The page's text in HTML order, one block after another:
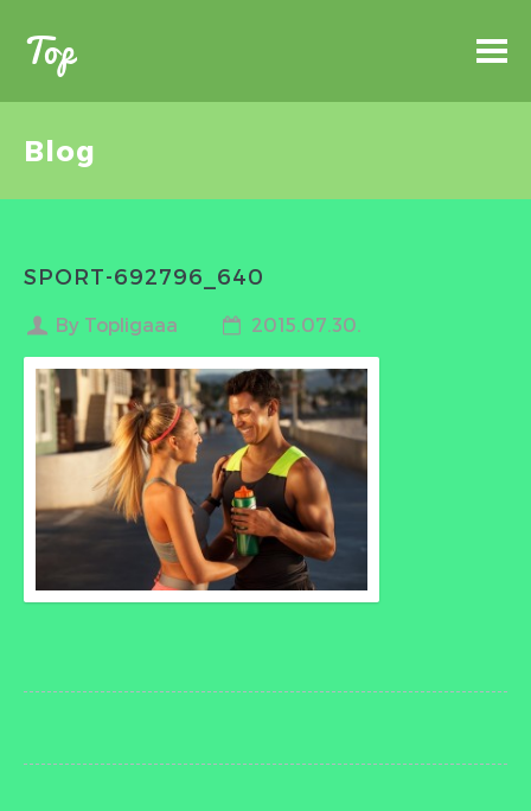
Top
Blog
SPORT-692796_640
By Topligaaa 2015.07.30.